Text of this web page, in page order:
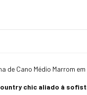
de Cano Médio Marrom
chic aliado à